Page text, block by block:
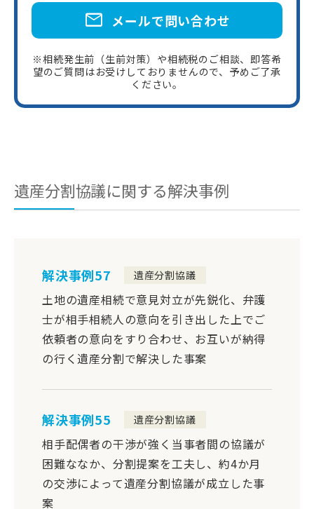
mail メールで問い合わせ
※相続発生前（生前対策）や相続税のご相談、即答希
望のご質問はお受けしておりませんので、予めご了承
ください。
遺産分割協議に関する解決事例
解決事例57 遺産分割協議
土地の遺産相続で意見対立が先鋭化、弁護
士が相手相続人の意向を引き出した上でご
依頼者の意向をすり合わせ、お互いが納得
の行く遺産分割で解決した事案
解決事例55 遺産分割協議
相手配偶者の干渉が強く当事者間の協議が
困難ななか、分割提案を工夫し、約4か月
の交渉によって遺産分割協議が成立した事
案